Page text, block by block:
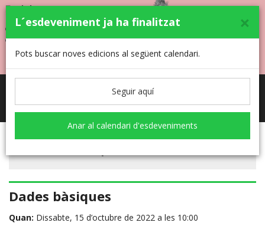
Dades bàsiques
Quan: Dissabte, 15 d’octubre de 2022 a les 10:00
×
L´esdeveniment ja ha finalitzat
Pots buscar noves edicions al següent calendari.
Seguir aquí
Anar al calendari d'esdeveniments